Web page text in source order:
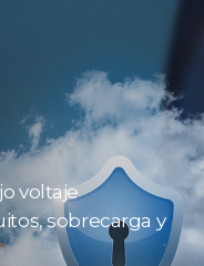
voltaje
sobrecarga y